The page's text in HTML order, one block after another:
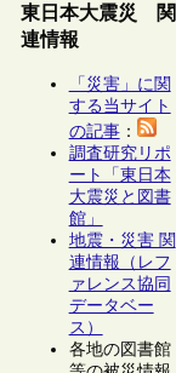
東日本大震災 関
連情報
「災害」に関
する当サイト
の記事：
調査研究リポ
ート「東日本
大震災と図書
館」
地震・災害 関
連情報（レフ
ァレンス協同
データベー
ス）
各地の図書館